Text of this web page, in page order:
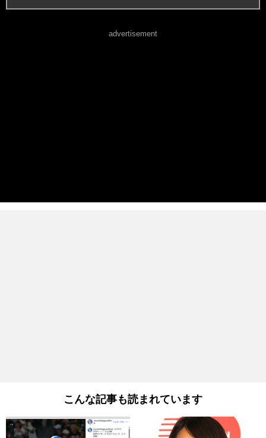
advertisement
こんな記事も読まれています